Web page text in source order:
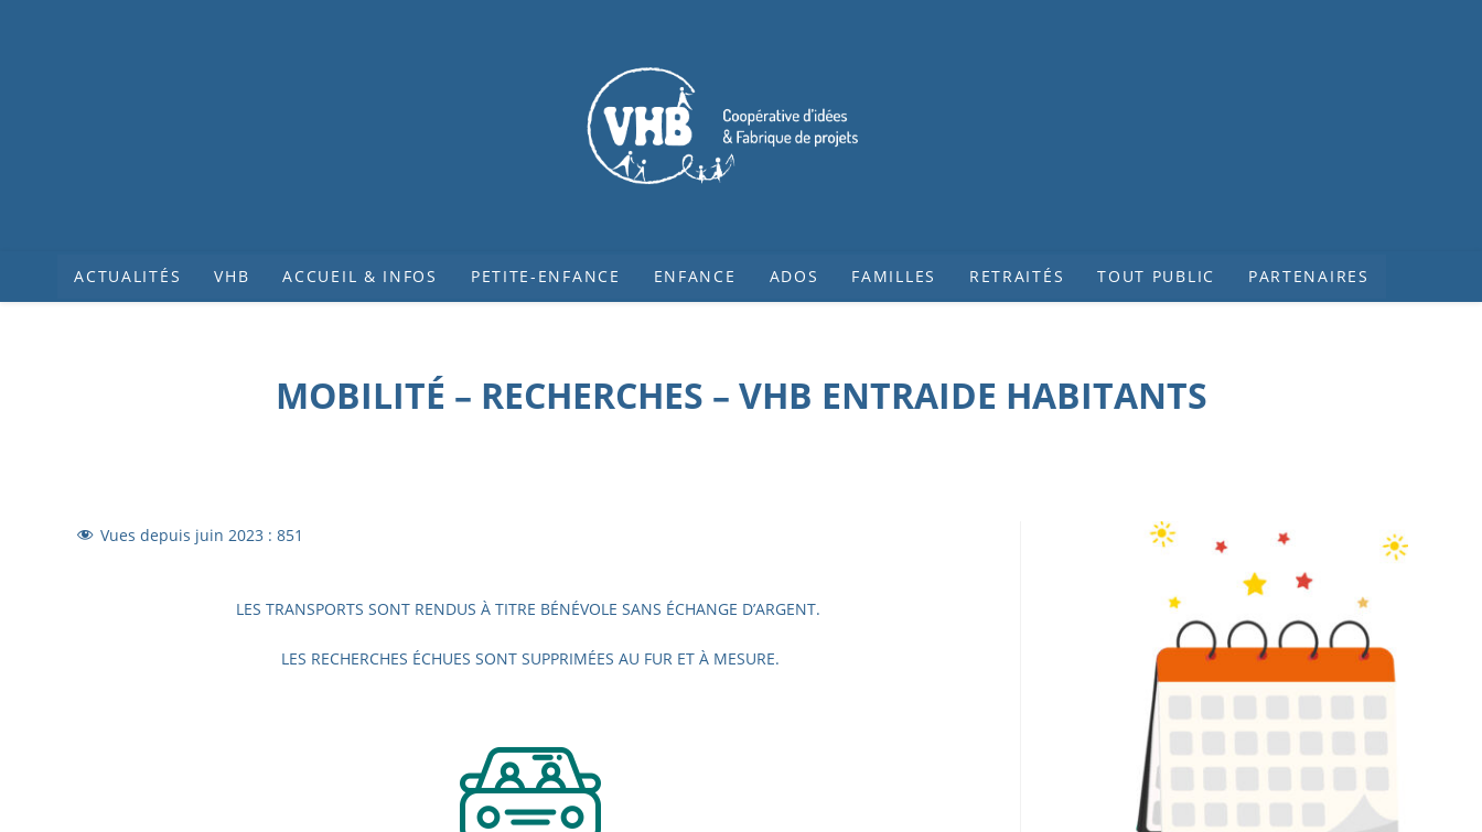
ACTUALITÉS VHB ACCUEIL & INFOS PETITE-ENFANCE ENFANCE ADOS FAMILLES RETRAITÉS TOUT PUBLIC PARTENAIRES
MOBILITÉ – RECHERCHES – VHB ENTRAIDE HABITANTS
Vues depuis juin 2023 : 851
LES TRANSPORTS SONT RENDUS À TITRE BÉNÉVOLE SANS ÉCHANGE D’ARGENT.
LES RECHERCHES ÉCHUES SONT SUPPRIMÉES AU FUR ET À MESURE.